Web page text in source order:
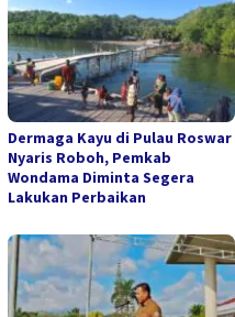
Dermaga Kayu di Pulau Roswar
Nyaris Roboh, Pemkab
Wondama Diminta Segera
Lakukan Perbaikan